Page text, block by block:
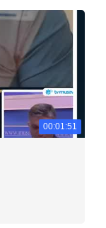
00:01:51